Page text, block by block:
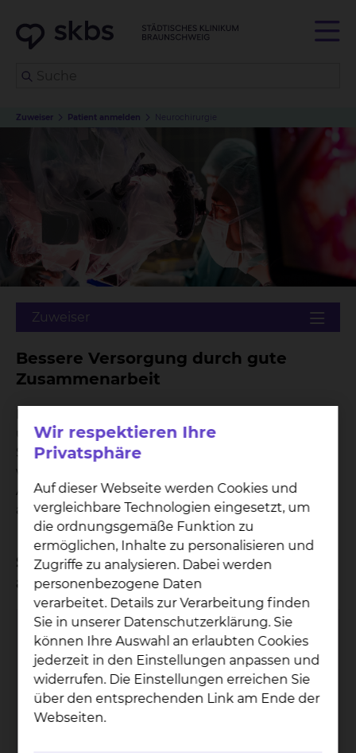
Zuweiser Patient anmelden Neurochirurgie
Bessere Versorgung durch gute
Zusammenarbeit
uns sehr wichtig. Um Ihnen den bestmöglichen
Service anzubieten, haben wir nachfolgend die
wichtigsten Ansprechpartnerinnen und
Ansprechpartner, strukturiert nach Anliegen,
aufgeführt.
Sie möchten einen Patienten
anmelden
Valentina Swachin
Wir respektieren Ihre
Privatsphäre
Auf dieser Webseite werden Cookies und
vergleichbare Technologien eingesetzt, um
die ordnungsgemäße Funktion zu
ermöglichen, Inhalte zu personalisieren und
Zugriffe zu analysieren. Dabei werden
personenbezogene Daten
verarbeitet. Details zur Verarbeitung finden
Sie in unserer Datenschutzerklärung. Sie
können Ihre Auswahl an erlaubten Cookies
jederzeit in den Einstellungen anpassen und
widerrufen. Die Einstellungen erreichen Sie
über den entsprechenden Link am Ende der
Webseiten.